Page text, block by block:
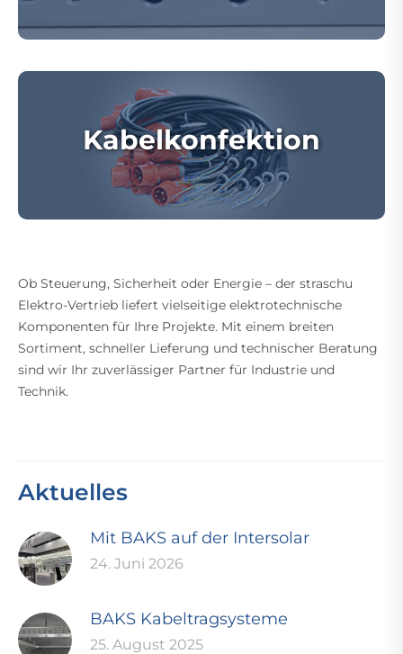
Kabelkonfektion
Ob Steuerung, Sicherheit oder Energie – der straschu
Elektro-Vertrieb liefert vielseitige elektrotechnische
Komponenten für Ihre Projekte. Mit einem breiten
Sortiment, schneller Lieferung und technischer Beratung
sind wir Ihr zuverlässiger Partner für Industrie und
Technik.
Aktuelles
Mit BAKS auf der Intersolar
24. Juni 2026
BAKS Kabeltragsysteme
25. August 2025